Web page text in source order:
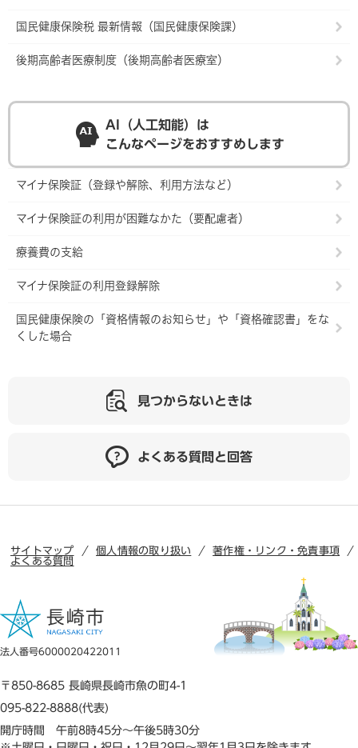
国民健康保険税 最新情報（国民健康保険課）
後期高齢者医療制度（後期高齢者医療室）
AI（人工知能）は
こんなページをおすすめします
マイナ保険証（登録や解除、利用方法など）
マイナ保険証の利用が困難なかた（要配慮者）
療養費の支給
マイナ保険証の利用登録解除
国民健康保険の「資格情報のお知らせ」や「資格確認書」をな
くした場合
見つからないときは
よくある質問と回答
サイトマップ 個人情報の取り扱い
著作権・リンク・免責事項
よくある質問
法人番号6000020422011
〒850-8685 長崎県長崎市魚の町4-1
095-822-8888(代表)
開庁時間 午前8時45分～午後5時30分